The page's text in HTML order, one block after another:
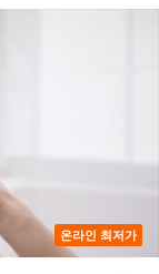
온라인 최저가